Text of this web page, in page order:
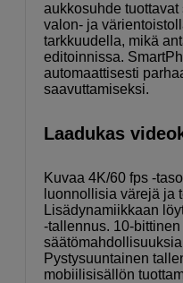
aukkosuhde
valon- ja
tarkkuudella, mikä
editoinnissa.
automaattisesti
saavuttamiseksi.
Laadukas
Kuvaa 4K/60 fps -
luonnollisia värejä ja
Lisädynamiikkaan
-tallennus. 10-
Pystysuuntainen
mobiilisisällön